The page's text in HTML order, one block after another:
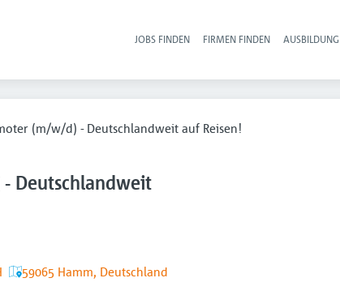
JOBS FINDEN FIRMEN FINDEN AUSBILDUNG
(m/w/d) - Deutschlandweit auf Reisen!
Deutschlandweit
59065 Hamm, Deutschland